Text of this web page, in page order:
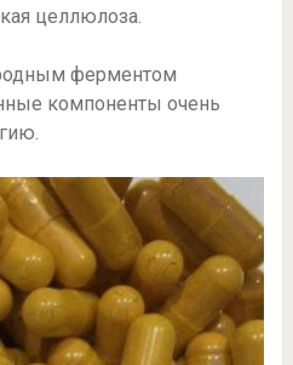
целлюлоза.
ферментом
компоненты очень